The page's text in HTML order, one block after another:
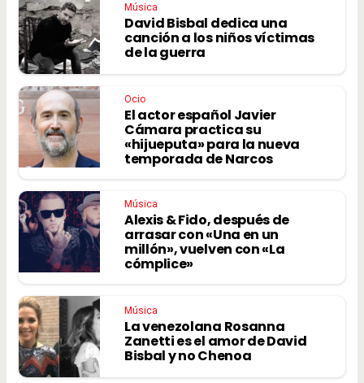
Música
David Bisbal dedica una
canción a los niños víctimas
de la guerra
Ocio
El actor español Javier
Cámara practica su
«hijueputa» para la nueva
temporada de Narcos
Música
Alexis & Fido, después de
arrasar con «Una en un
millón», vuelven con «La
cómplice»
Música
La venezolana Rosanna
Zanetti es el amor de David
Bisbal y no Chenoa